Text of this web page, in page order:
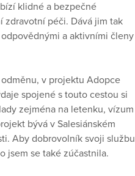
klidné a bezpečné
zdravotní péči. Dává jim tak
a aktivními členy
v projektu Adopce
spojené s touto cestou si
zejména na letenku, vízum
bývá v Salesiánském
Aby dobrovolník svoji službu
jsem se také zúčastnila.